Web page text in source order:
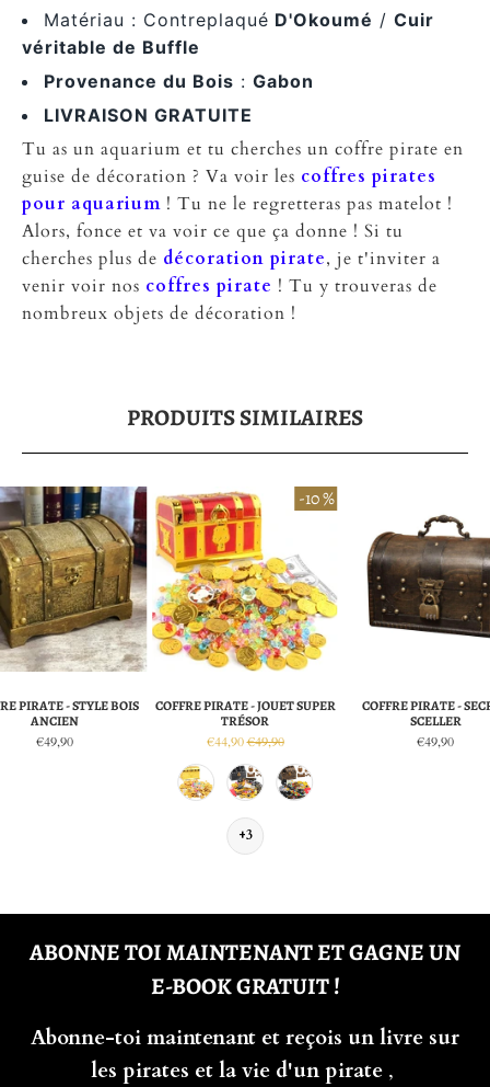
Matériau : Contreplaqué D'Okoumé / Cuir
véritable de Buffle
Provenance du Bois : Gabon
LIVRAISON GRATUITE
Tu as un aquarium et tu cherches un coffre pirate en
guise de décoration ? Va voir les coffres pirates
pour aquarium ! Tu ne le regretteras pas matelot !
Alors, fonce et va voir ce que ça donne ! Si tu
cherches plus de décoration pirate, je t'inviter a
venir voir nos coffres pirate ! Tu y trouveras de
nombreux objets de décoration !
PRODUITS SIMILAIRES
PIRATE - STYLE BOIS
ANCIEN
€49,90
-10 %
COFFRE PIRATE - JOUET SUPER
TRÉSOR
€44,90€49,90
+3
COFFRE PIRATE -
SCELLER
€49,90
ABONNE TOI MAINTENANT ET GAGNE UN
E-BOOK GRATUIT !
Abonne-toi maintenant et reçois un livre sur
les pirates et la vie d'un pirate ,